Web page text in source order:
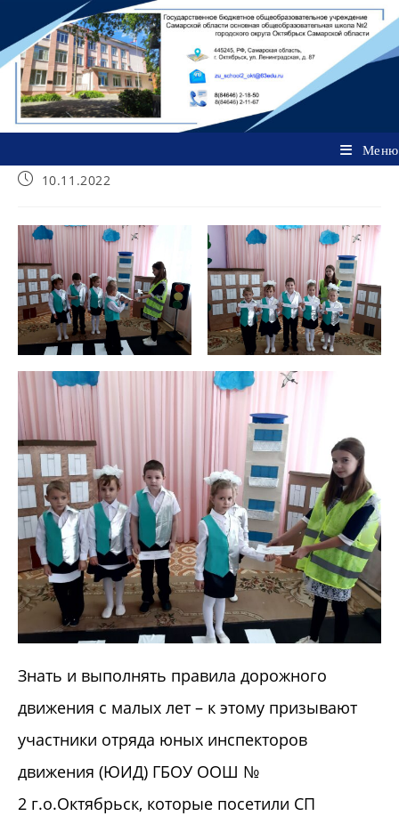
содержимому
Меню
Запись10.11.2022
Знать и выполнять правила дорожного
движения с малых лет – к этому призывают
участники отряда юных инспекторов
движения (ЮИД) ГБОУ ООШ №
2 г.о.Октябрьск, которые посетили СП